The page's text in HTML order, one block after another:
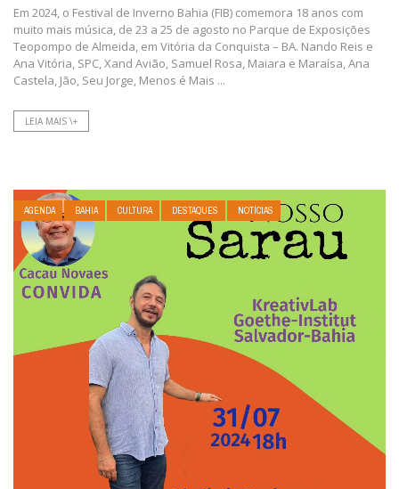
Em 2024, o Festival de Inverno Bahia (FIB) comemora 18 anos com
muito mais música, de 23 a 25 de agosto no Parque de Exposições
Teopompo de Almeida, em Vitória da Conquista – BA. Nando Reis e
Ana Vitória, SPC, Xand Avião, Samuel Rosa, Maiara e Maraísa, Ana
Castela, Jão, Seu Jorge, Menos é Mais ...
LEIA MAIS \+
AGENDA BAHIA CULTURA DESTAQUES NOTÍCIAS